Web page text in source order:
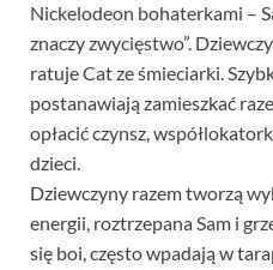
Nickelodeon bohaterkami –
znaczy zwycięstwo”.
ratuje Cat ze śmieciarki.
postanawiają zamieszkać
opłacić czynsz,
dzieci.
Dziewczyny razem tworzą
energii, roztrzepana Sam i
się boi, często wpadają w